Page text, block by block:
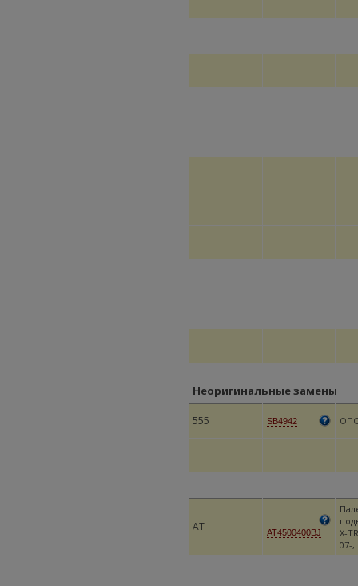
Неоригинальные замены
555 SB4942
AT AT4500400BJ
X-
07-,